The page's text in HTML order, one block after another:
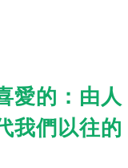
愛的：由人
我們以往的